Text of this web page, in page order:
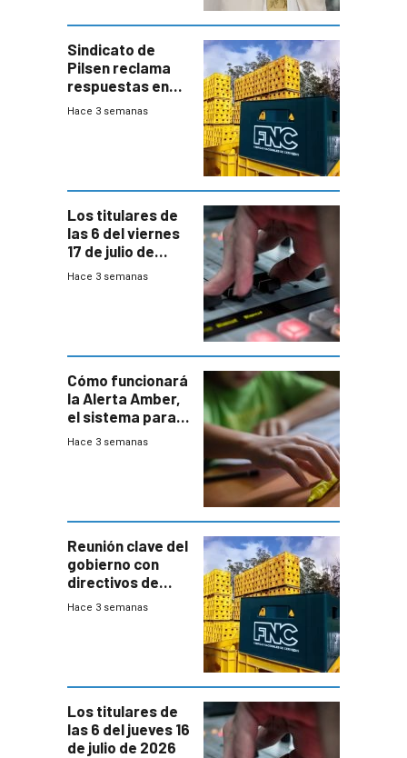
Sindicato de
Pilsen reclama
respuestas en
medio de
Hace 3 semanas
Los titulares de
las 6 del viernes
17 de julio de
2026
Hace 3 semanas
Cómo funcionará
la Alerta Amber,
el sistema para
la búsqueda
Hace 3 semanas
Reunión clave del
gobierno con
directivos de
Fábricas
Hace 3 semanas
Los titulares de
las 6 del jueves 16
de julio de 2026